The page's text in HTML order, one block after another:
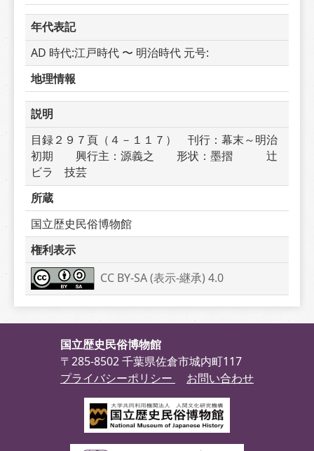
年代表記
AD 時代:江戸時代 〜 明治時代 元号:
地理情報
説明
目録２９７頁（４－１１７）　刊行：幕末～明治
初期　　興行主：源義之　　形状：墨摺　　　辻
ビラ　技芸
所蔵
国立歴史民俗博物館
権利表示
CC BY-SA (表示-継承) 4.0
国立歴史民俗博物館
〒285-8502 千葉県佐倉市城内町117
プライバシーポリシー
お問い合わせ